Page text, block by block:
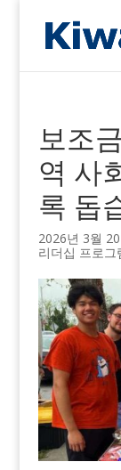
보조
역 사
록 돕
2026년 3월
리더십 프로그